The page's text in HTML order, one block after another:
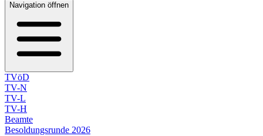
Navigation öffnen
TVöD
TV-N
TV-L
TV-H
Beamte
Besoldungsrunde 2026